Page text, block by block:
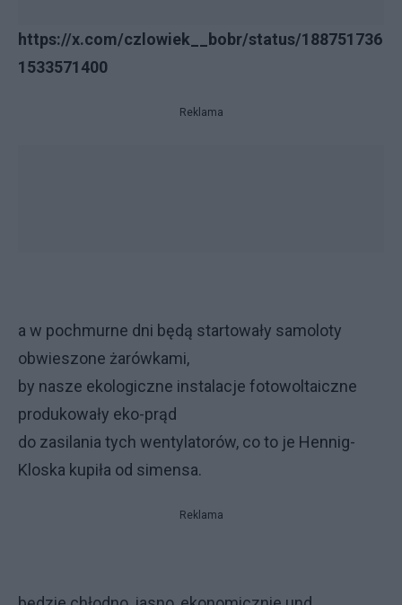
https://x.com/czlowiek__bobr/status/188751736
1533571400
Reklama
a w pochmurne dni będą startowały samoloty
obwieszone żarówkami,
by nasze ekologiczne instalacje fotowoltaiczne
produkowały eko-prąd
do zasilania tych wentylatorów, co to je Hennig-
Kloska kupiła od simensa.
Reklama